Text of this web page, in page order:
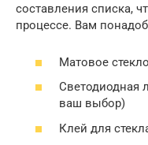
составления списка,
процессе. Вам
Матовое
Светодиодная
ваш выбор)
Клей для